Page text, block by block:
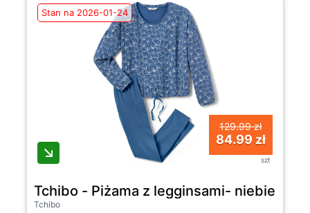
Stan na 2026-01-24
129.99 zł
84.99 zł
szt
Tchibo - Piżama z legginsami- niebieski
Tchibo